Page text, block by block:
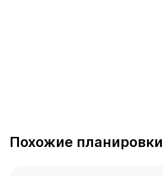
Похожие планировки